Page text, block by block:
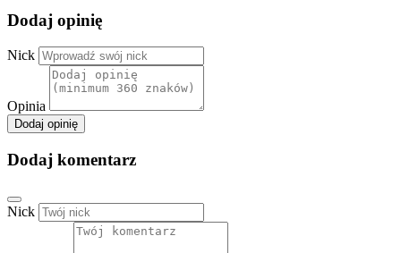
Dodaj opinię
Nick
Opinia
Dodaj opinię
Dodaj komentarz
Nick